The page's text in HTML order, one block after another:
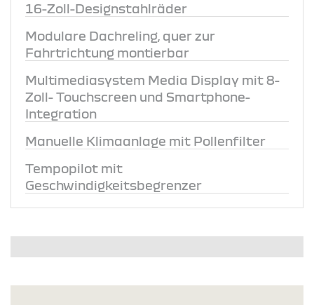
16-Zoll-Designstahlräder
Modulare Dachreling, quer zur
Fahrtrichtung montierbar
Multimediasystem Media Display mit 8-
Zoll- Touchscreen und Smartphone-
Integration
Manuelle Klimaanlage mit Pollenfilter
Tempopilot mit
Geschwindigkeitsbegrenzer